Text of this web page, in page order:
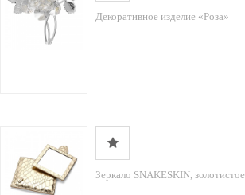
Декоративное изделие «Роза»
Зеркало SNAKESKIN, золотистое